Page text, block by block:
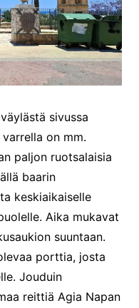
sivussa
on mm.
paljon ruotsalaisia
baarin
keskiaikaiselle
Aika mukavat
suuntaan.
porttia, josta
Jouduin
reittiä Agia Napan